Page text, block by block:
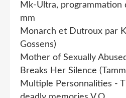
Mk-Ultra, programmation
mm
Monarch et Dutroux par
Gossens)
Mother of Sexually
Breaks Her Silence
Multiple Personnalities -